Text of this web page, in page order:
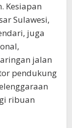
Kesiapan
Sulawesi,
juga
jalan
pendukung
ribuan